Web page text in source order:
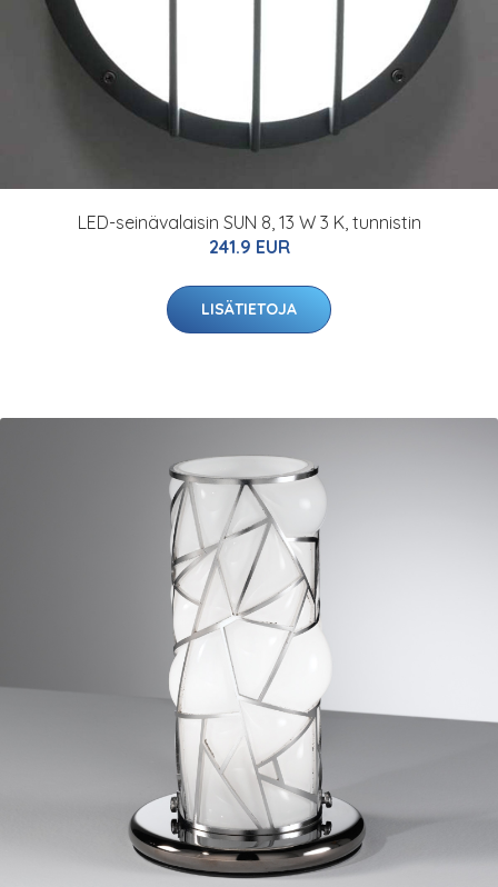
LED-seinävalaisin SUN 8, 13 W 3 K, tunnistin
241.9 EUR
LISÄTIETOJA